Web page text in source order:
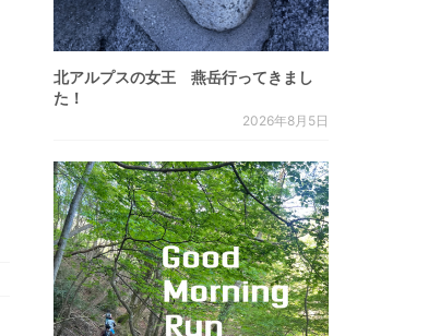
北アルプスの女王 燕岳行ってきまし
た！
2026年8月5日